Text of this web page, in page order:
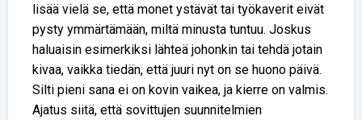
lisää vielä se, että monet ystävät tai työkaverit eivät
pysty ymmärtämään, miltä minusta tuntuu. Joskus
haluaisin esimerkiksi lähteä johonkin tai tehdä jotain
kivaa, vaikka tiedän, että juuri nyt on se huono päivä.
Silti pieni sana ei on kovin vaikea, ja kierre on valmis.
Ajatus siitä, että sovittujen suunnitelmien